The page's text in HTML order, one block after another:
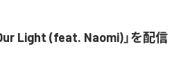
Light (feat. Naomi)」を配信